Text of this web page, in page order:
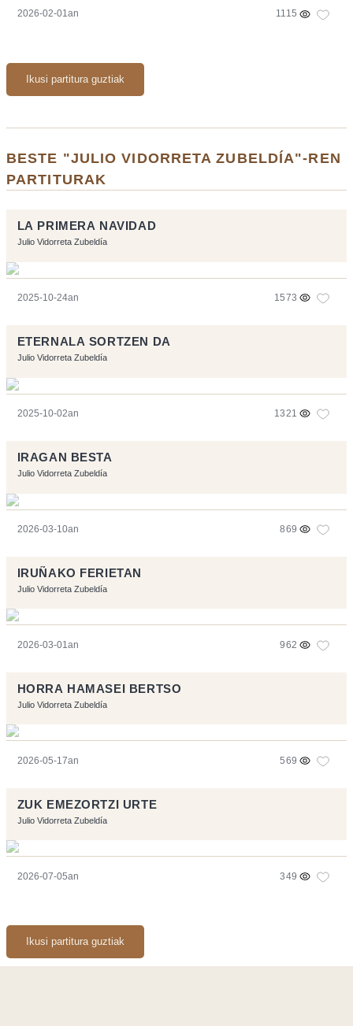
2026-02-01an 1115
Ikusi partitura guztiak
BESTE "JULIO VIDORRETA ZUBELDÍA"-REN
PARTITURAK
LA PRIMERA NAVIDAD
Julio Vidorreta Zubeldía
2025-10-24an 1573
ETERNALA SORTZEN DA
Julio Vidorreta Zubeldía
2025-10-02an 1321
IRAGAN BESTA
Julio Vidorreta Zubeldía
2026-03-10an 869
IRUÑAKO FERIETAN
Julio Vidorreta Zubeldía
2026-03-01an 962
HORRA HAMASEI BERTSO
Julio Vidorreta Zubeldía
2026-05-17an 569
ZUK EMEZORTZI URTE
Julio Vidorreta Zubeldía
2026-07-05an 349
Ikusi partitura guztiak